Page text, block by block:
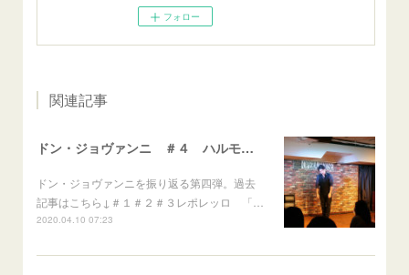
フォロー
関連記事
ドン・ジョヴァンニ ＃４ ハルモニームジーク vol.15
ドン・ジョヴァンニを振り返る第四弾。過去
記事はこちら↓＃１＃２＃３レポレッロ 「…
2020.04.10 07:23